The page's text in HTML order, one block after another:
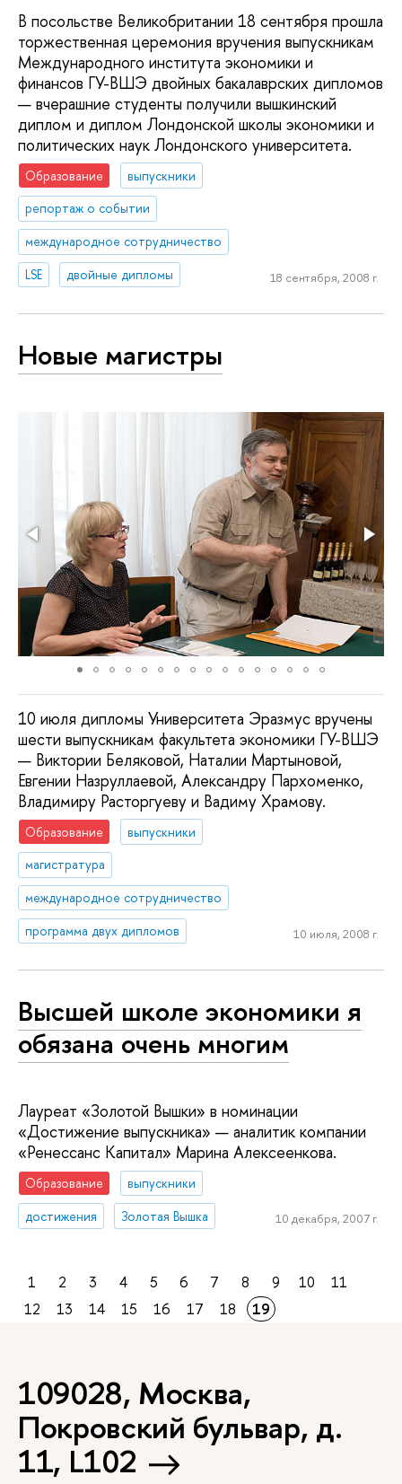
В посольстве Великобритании 18 сентября прошла
торжественная церемония вручения выпускникам
Международного института экономики и
финансов ГУ-ВШЭ двойных бакалаврских дипломов
— вчерашние студенты получили вышкинский
диплом и диплом Лондонской школы экономики и
политических наук Лондонского университета.
Образование
выпускники
репортаж о событии
международное сотрудничество
LSE
двойные дипломы 18 сентября, 2008 г.
Новые магистры
10 июля дипломы Университета Эразмус вручены
шести выпускникам факультета экономики ГУ-ВШЭ
— Виктории Беляковой, Наталии Мартыновой,
Евгении Назруллаевой, Александру Пархоменко,
Владимиру Расторгуеву и Вадиму Храмову.
Образование
выпускники
магистратура
международное сотрудничество
программа двух дипломов
10 июля, 2008 г.
Высшей школе экономики я
обязана очень многим
Лауреат «Золотой Вышки» в номинации
«Достижение выпускника» — аналитик компании
«Ренессанс Капитал» Марина Алексеенкова.
Образование
выпускники
достижения
Золотая Вышка 10 декабря, 2007 г.
1 2 3 4 5 6 7 8 9 10
11
12
13 14 15 16 17 18 19
109028, Москва,
Покровский бульвар, д.
11, L102